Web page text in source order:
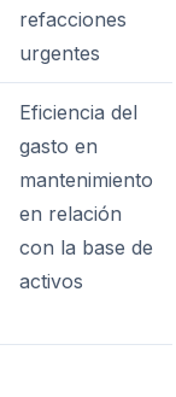
refacciones
urgentes
Eficiencia del
gasto en
mantenimiento
en relación
con la base de
activos